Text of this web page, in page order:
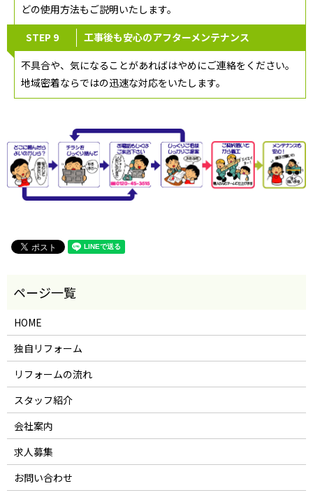
どの使用方法もご説明いたします。
STEP 9 工事後も安心のアフターメンテナンス
不具合や、気になることがあればはやめにご連絡をください。
地域密着ならではの迅速な対応をいたします。
HOME
独自リフォーム
リフォームの流れ
スタッフ紹介
会社案内
求人募集
お問い合わせ